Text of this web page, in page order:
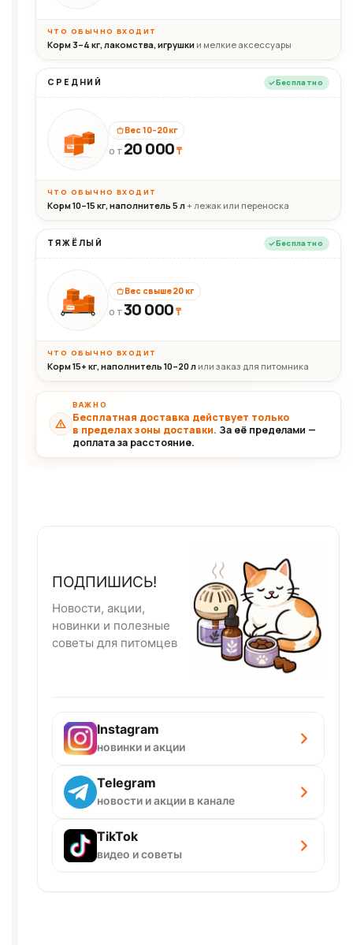
ЧТО ОБЫЧНО ВХОДИТ
Корм 3–4 кг, лакомства, игрушки и мелкие аксессуары
СРЕДНИЙ Бесплатно
20кг
Вес 10–20 кг
ОТ 20 000₸
ЧТО ОБЫЧНО ВХОДИТ
Корм 10–15 кг, наполнитель 5 л+ лежак или переноска
ТЯЖЁЛЫЙ Бесплатно
30+кг
Вес свыше 20 кг
ОТ30 000₸
ЧТО ОБЫЧНО ВХОДИТ
Корм 15+ кг, наполнитель 10–20 л или заказ для питомника
ВАЖНО
Бесплатная доставка действует только
в пределах зоны доставки. За её пределами —
доплата за расстояние.
ПОДПИШИСЬ!
Новости, акции,
новинки и полезные
советы для питомцев
Instagram
новинки и акции
Telegram
новости и акции в канале
TikTok
видео и советы